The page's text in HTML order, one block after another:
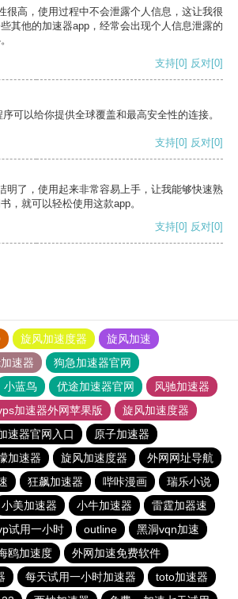
很高，使用过程中不会泄露个人信息，这让我很
其他的加速器app，经常会出现个人信息泄露的
支持[0] 反对[0]
可以给你提供全球覆盖和最高安全性的连接。
支持[0] 反对[0]
明了，使用起来非常容易上手，让我能够快速熟
，就可以轻松使用这款app。
支持[0] 反对[0]
旋风加速度器
旋风加速
速器
狗急加速器官网
小蓝鸟 优途加速器官网
风驰加速器
加速器外网苹果版
旋风加速度器
速器官网入口
原子加速器
加速器 旋风加速度器
外网网址导航
狂飙加速器 哔咔漫画
瑞乐小说
小美加速器 小牛加速器
雷霆加器速
试用一小时 outline
黑洞vqn加速
鸥加速度
外网加速免费软件
每天试用一小时加速器
toto加速器